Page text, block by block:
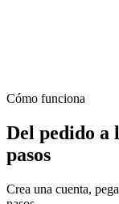
Cómo funciona
Del pedido a
pasos
Crea una cuenta,